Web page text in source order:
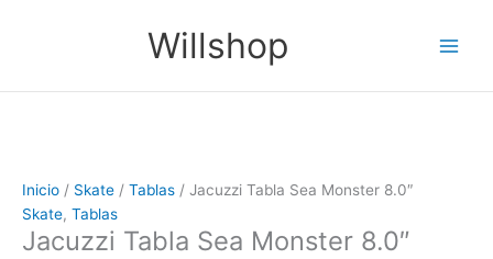
Willshop
Inicio / Skate / Tablas / Jacuzzi Tabla Sea Monster 8.0″
Skate, Tablas
Jacuzzi Tabla Sea Monster 8.0″